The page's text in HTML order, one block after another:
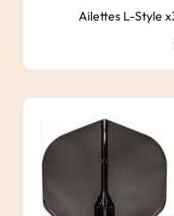
Ailettes L-Style